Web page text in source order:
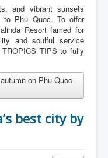
and vibrant sunsets
Phu Quoc. To offer
Resort famed for
and soulful service
TIPS to fully
on Phu Quoc
best city by